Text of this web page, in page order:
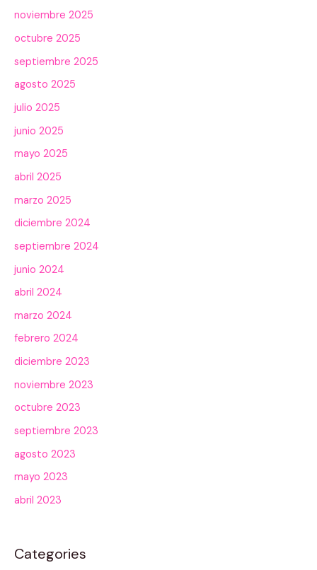
noviembre 2025
octubre 2025
septiembre 2025
agosto 2025
julio 2025
junio 2025
mayo 2025
abril 2025
marzo 2025
diciembre 2024
septiembre 2024
junio 2024
abril 2024
marzo 2024
febrero 2024
diciembre 2023
noviembre 2023
octubre 2023
septiembre 2023
agosto 2023
mayo 2023
abril 2023
Categories